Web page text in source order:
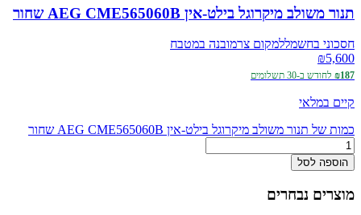
תנור משולב מיקרוגל בילט-אין AEG CME565060B שחור
חסכוני בחשמללמקום צרמובנה במטבח
₪5,600
₪187 לחודש ב-30 תשלומים
קיים במלאי
כמות של תנור משולב מיקרוגל בילט-אין AEG CME565060B שחור
הוספה לסל
מוצרים נבחרים